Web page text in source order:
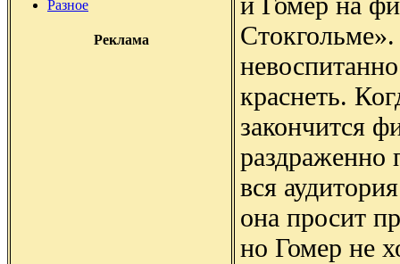
Разное
Реклама
краснеть.
закончится
раздраженно
вся
она просит
но Гомер не